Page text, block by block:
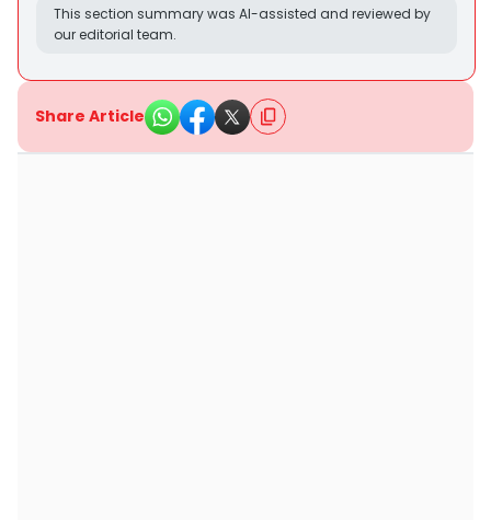
This section summary was AI-assisted and reviewed by
our editorial team.
Share Article